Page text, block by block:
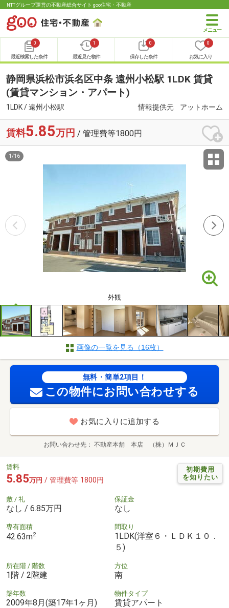
NTTグループ運営の不動産総合サイト goo住宅・不動産
0
最近検索した条件
1
最近見た物件
0
保存した条件
0
お気に入り
静岡県浜松市浜名区中条 遠州小松駅 1LDK 賃貸
(賃貸マンション・アパート)
1LDK / 遠州小松駅 情報提供元 アットホーム
賃料5.85万円 / 管理費等1800円
外観
1 /16
画像の一覧を見る（16枚）
無料・簡単2項目！
この物件にお問い合わせする
お気に入りに追加する
お問い合わせ先 不動産本舗 本店 （株）ＭＪＣ
初期費用
を知りたい
賃料
5.85万円 / 管理費等 1800円
敷 / 礼
なし / 6.85万円
保証金
なし
専有面積
42.63m2
間取り
1LDK(洋室６・ＬＤＫ１０．
５)
所在階 / 階数
1階 / 2階建
方位
南
築年数
2009年8月(築17年1ヶ月)
物件タイプ
賃貸アパート